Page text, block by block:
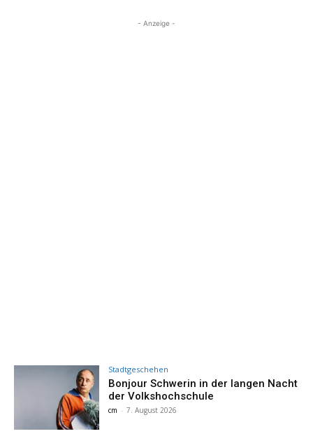
- Anzeige -
Stadtgeschehen
Bonjour Schwerin in der langen Nacht
der Volkshochschule
cm - 7. August 2026